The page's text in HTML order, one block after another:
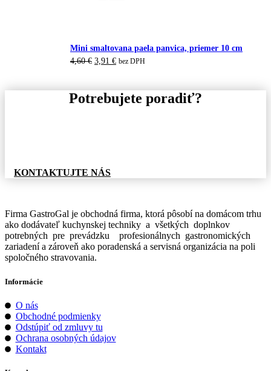
Mini smaltovana paela panvica, priemer 10 cm
4,60€ Pôvodná
4,60 €.
3,91 €Aktuálna
3,91 €.
bez DPH
Potrebujete poradiť?
KONTAKTUJTE NÁS
Firma GastroGal je obchodná firma, ktorá pôsobí na domácom trhu
ako dodávateľ kuchynskej techniky a všetkých doplnkov
potrebných pre prevádzku profesionálnych gastronomických
zariadení a zároveň ako poradenská a servisná organizácia na poli
spoločného stravovania.
Informácie
O nás
Obchodné podmienky
Odstúpiť od zmluvy tu
Ochrana osobných údajov
Kontakt